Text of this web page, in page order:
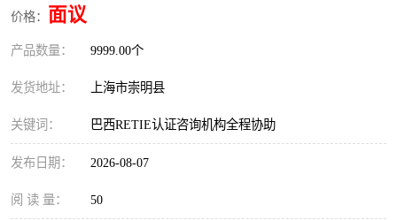
价格： 面议
产品数量： 9999.00个
发货地址： 上海市崇明县
关键词： 巴西RETIE认证咨询机构全程协助
发布日期： 2026-08-07
阅 读 量： 50